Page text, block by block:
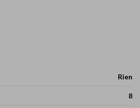
Rien
8